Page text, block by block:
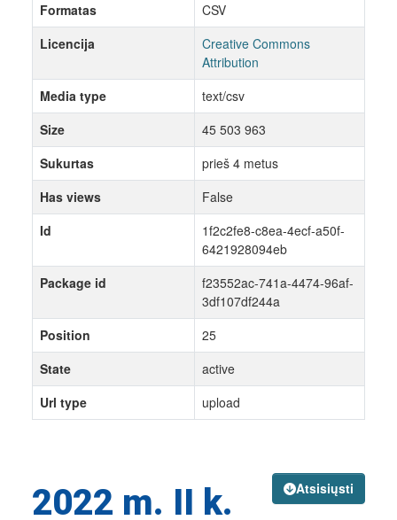
Atsisiųsti
2022 m. II k.
Formatas
CSV
Licencija
Creative Commons
Attribution
Media type
text/csv
Size
45 503 963
Sukurtas
prieš 4 metus
Has views
False
Id
1f2c2fe8-c8ea-4ecf-a50f-
6421928094eb
Package id
f23552ac-741a-4474-96af-
3df107df244a
Position
25
State
active
Url type
upload